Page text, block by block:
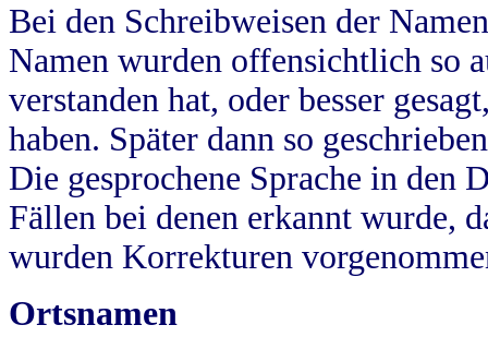
Bei den Schreibweisen der
Namen wurden offensichtlich so
verstanden hat, oder besser
haben. Später dann so
Die gesprochene Sprache in
Fällen bei denen erkannt wurde,
wurden Korrekturen
Ortsnamen